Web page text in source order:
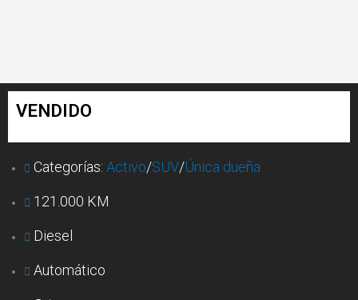
VENDIDO
Categorías: Activo/SUV/Única dueña
121.000 KM
Diesel
Automático